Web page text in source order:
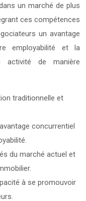
un marché de plus
ces compétences
un avantage
employabilité et la
activité de manière
traditionnelle et
concurrentiel
du marché actuel et
à se promouvoir